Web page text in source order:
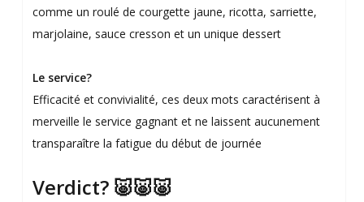
comme un roulé de courgette jaune, ricotta, sarriette,
marjolaine, sauce cresson et un unique dessert
Le service?
Efficacité et convivialité, ces deux mots caractérisent à
merveille le service gagnant et ne laissent aucunement
transparaître la fatigue du début de journée
Verdict? 🐷🐷🐷